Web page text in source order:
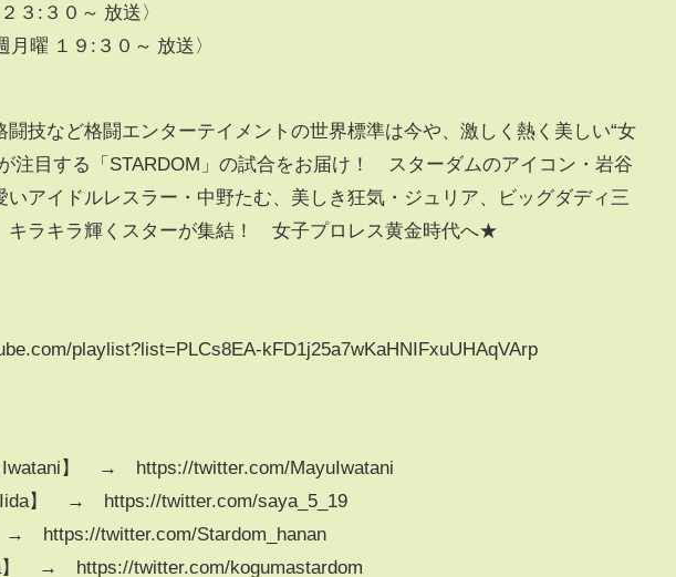
３:３０～ 放送〉
月曜 １９:３０～ 放送〉
闘技など格闘エンターテイメントの世界標準は今や、激しく熱く美しい“女
注目する「STARDOM」の試合をお届け！ スターダムのアイコン・岩谷
いアイドルレスラー・中野たむ、美しき狂気・ジュリア、ビッグダディ三
キラキラ輝くスターが集結！ 女子プロレス黄金時代へ★
playlist?list=PLCs8EA-kFD1j25a7wKaHNIFxuUHAqVArp
Iwatani】 → https://twitter.com/MayuIwatani
Iida】 → https://twitter.com/saya_5_19
https://twitter.com/Stardom_hanan
】 → https://twitter.com/kogumastardom